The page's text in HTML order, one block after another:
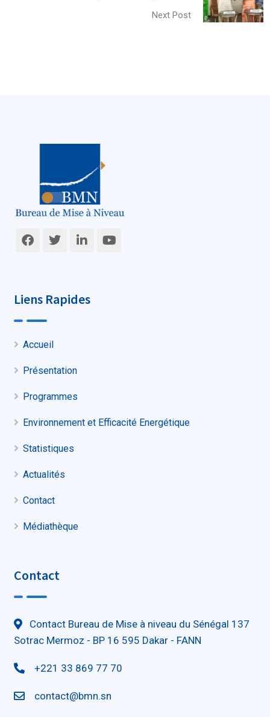
Next Post
Liens Rapides
Accueil
Présentation
Programmes
Environnement et Efficacité Energétique
Statistiques
Actualités
Contact
Médiathèque
Contact
Contact Bureau de Mise à niveau du Sénégal 137
Sotrac Mermoz - BP 16 595 Dakar - FANN
+221 33 869 77 70
contact@bmn.sn